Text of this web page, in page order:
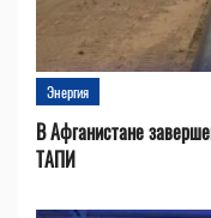
Энергия
В Афганистане
ТАПИ